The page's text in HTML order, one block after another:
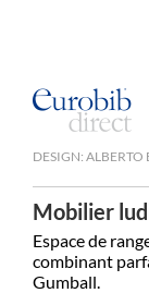
DESIGN: ALBERTO
Mobilier
Espace de
combinant
Gumball.